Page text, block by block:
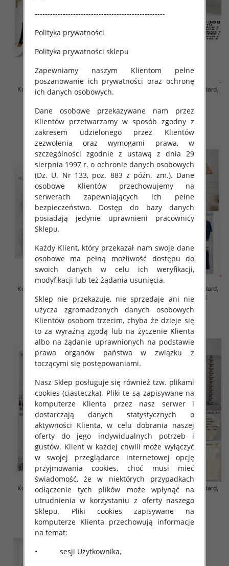
Komplet damskie Roz Standard,
Mix Kolor Paczka 6 szt
55.00 zł
szczegóły
Komplet damskie Roz Standard,
65.00 zł
szczegóły
Komplet damskie Roz Standard,
Mix Kolor Paczka 6 szt
65.00 zł
szczegóły
Komplet damskie Roz Standard,
Mix Kolor Paczka 12 szt
55.00 zł
szczegóły
Komplet damskie Roz Standard,
Mix Kolor Paczka 12 szt
55.00 zł
szczegóły
Komplet damskie Roz Standard,
Mix Kolor Paczka 8 szt
63.00 zł
szczegóły
---------------------------------------------------
Polityka prywatności
Polityka prywatności sklepu
Zapewniamy naszym Klientom pełne
poszanowanie ich prywatności oraz ochronę
ich danych osobowych.
Dane osobowe przekazywane nam przez
Klientów przetwarzamy w sposób zgodny z
zakresem udzielonego przez Klientów
zezwolenia oraz wymogami prawa, w
szczególności zgodnie z ustawą z dnia 29
sierpnia 1997 r. o ochronie danych osobowych
(Dz. U. Nr 133, poz. 883 z późn. zm.). Dane
osobowe Klientów przechowujemy na
serwerach zapewniających ich pełne
bezpieczeństwo. Dostęp do bazy danych
posiadają jedynie uprawnieni pracownicy
Sklepu.
Każdy Klient, który przekazał nam swoje dane
osobowe ma pełną możliwość dostępu do
swoich danych w celu ich weryfikacji,
modyfikacji lub też żądania usunięcia.
Sklep nie przekazuje, nie sprzedaje ani nie
użycza zgromadzonych danych osobowych
Klientów osobom trzecim, chyba że dzieje się
to za wyraźną zgodą lub na życzenie Klienta
albo na żądanie uprawnionych na podstawie
prawa organów państwa w związku z
toczącymi się postępowaniami.
Nasz Sklep posługuje się również tzw. plikami
cookies (ciasteczka). Pliki te są zapisywane na
komputerze Klienta przez nasz serwer i
dostarczają danych statystycznych o
aktywności Klienta, w celu dobrania naszej
oferty do jego indywidualnych potrzeb i
gustów. Klient w każdej chwili może wyłączyć
w swojej przeglądarce internetowej opcję
przyjmowania cookies, choć musi mieć
świadomość, że w niektórych przypadkach
odłączenie tych plików może wpłynąć na
utrudnienia w korzystaniu z oferty naszego
Sklepu. Pliki cookies zapisywane na
komputerze Klienta przechowują informacje
na temat:
• sesji Użytkownika,